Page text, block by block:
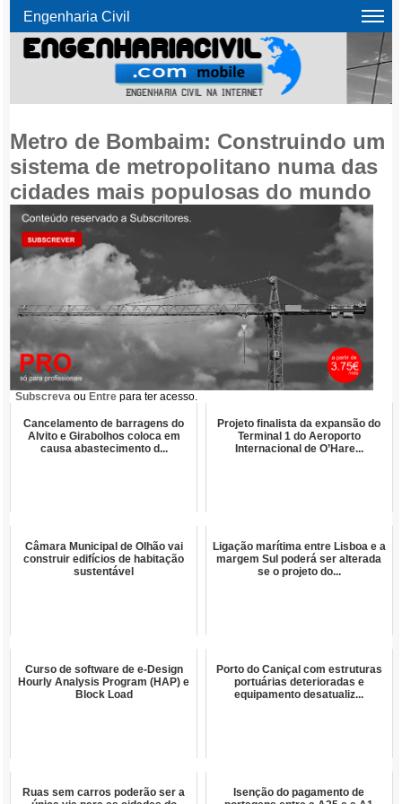
Engenharia Civil
Metro de Bombaim: Construindo um
sistema de metropolitano numa das
cidades mais populosas do mundo
Subscreva ou Entre para ter acesso.
Cancelamento de barragens do
Alvito e Girabolhos coloca em
causa abastecimento d...
Projeto finalista da expansão do
Terminal 1 do Aeroporto
Internacional de O’Hare...
Câmara Municipal de Olhão vai
construir edifícios de habitação
sustentável
Ligação marítima entre Lisboa e a
margem Sul poderá ser alterada
se o projeto do...
Curso de software de e-Design
Hourly Analysis Program (HAP) e
Block Load
Porto do Caniçal com estruturas
portuárias deterioradas e
equipamento desatualiz...
Ruas sem carros poderão ser a
Isenção do pagamento de